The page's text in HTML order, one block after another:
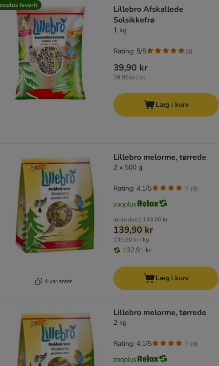
favorit
Lillebro Afskallede
Solsikkefrø
1 kg
39,90 kr
39,90 kr / kg
Rating: 5/5 (4)
Læg i kurv
4 varianter
Lillebro melorme, tørrede
2 x 500 g
Individuelt 149,80 kr
139,90 kr
139,90 kr / kg
132,91 kr
Rating: 4.1/5 (9)
Læg i kurv
Lillebro melorme, tørrede
2 kg
Rating: 4.1/5 (9)